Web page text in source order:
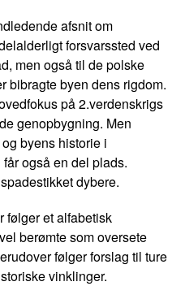
afsnit om
forsvarssted ved
men også til de polske
bibragte byen dens rigdom.
på 2.verdenskrigs
genopbygning. Men
byens historie i
også en del plads.
dybere.
følger et alfabetisk
berømte som oversete
følger forslag til ture
vinklinger.